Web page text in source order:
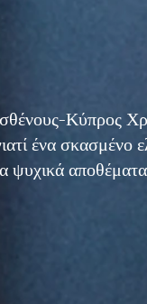
Κύπρος
ένα σκασμένο